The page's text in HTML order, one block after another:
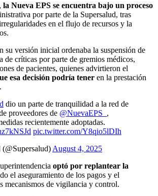
la Nueva EPS se encuentra bajo un proceso
por parte de la Supersalud, tras
en el flujo de recursos y la
su versión inicial ordenaba la suspensión de
de críticas por parte de gremios médicos,
de pacientes, quienes advirtieron el
esa decisión podría tener en la prestación
dio un parte de tranquilidad a la red de
proveedores de @NuevaEPS_ ,
recientemente adoptadas.
pic.twitter.com/Y8qio5lDIh
August 4, 2025
optó por replantear la
el aseguramiento de los pagos y el
mecanismos de vigilancia y control.